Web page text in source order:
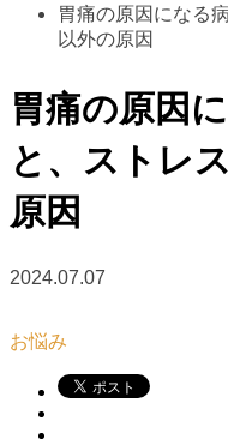
胃痛の原因になる
以外の原因
胃痛の原因
と、ストレ
原因
2024.07.07
お悩み